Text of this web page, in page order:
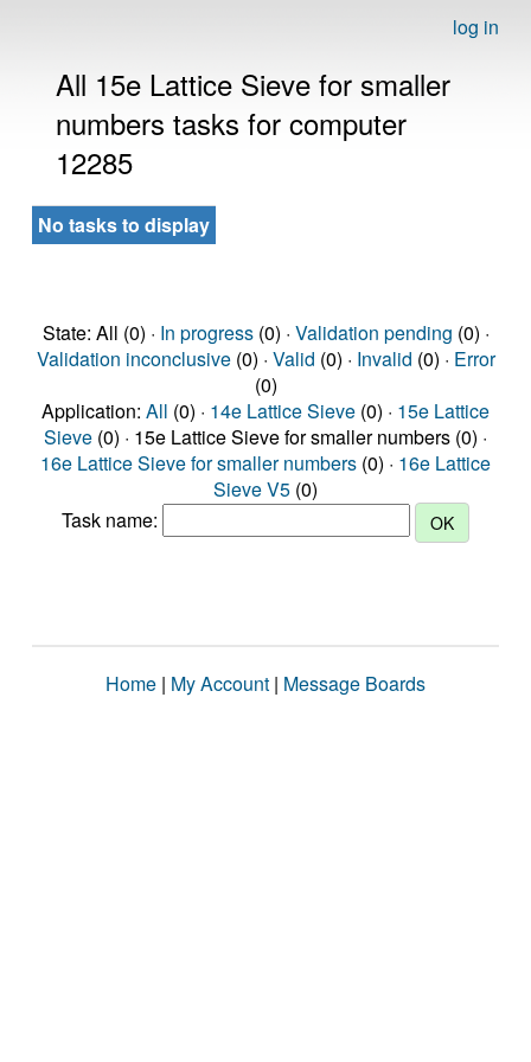
log in
All 15e Lattice Sieve for smaller
numbers tasks for computer
12285
No tasks to display
State: All (0) · In progress(0) · Validation pending (0) ·
Validation inconclusive(0) · Valid (0) · Invalid (0) · Error
(0)
Application: All (0) · 14e Lattice Sieve (0) · 15e Lattice
Sieve (0) · 15e Lattice Sieve for smaller numbers (0) ·
16e Lattice Sieve for smaller numbers (0) · 16e Lattice
Sieve V5 (0)
Task name:
Home | My Account | Message Boards